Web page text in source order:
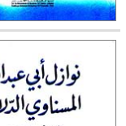
صابون
أطفال
مناسبات
فيديوهات
أسئلة
يتكرر
طرحها
خدمات
عربة
التسوق
الإصدارات